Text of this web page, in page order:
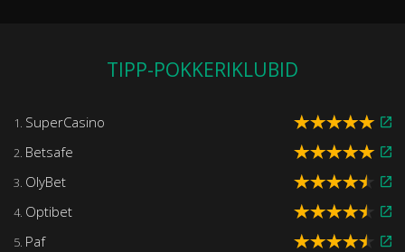
TIPP-POKKERIKLUBID
1. SuperCasino
2. Betsafe
3. OlyBet
4. Optibet
5. Paf